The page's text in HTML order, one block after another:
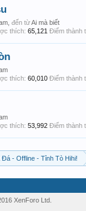
đến từAi mà biết
thích: 65,121 Điểm thành
thích: 60,010 Điểm thành
thích: 53,992 Điểm thành
- Offline - Tỉnh Tò Hihi!
XenForo Ltd.